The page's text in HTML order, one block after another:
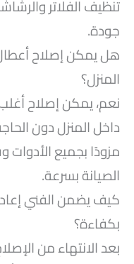
تنظيف الفلاتر
جودة.
هل يمكن إصلاح
المنزل؟
نعم، يمكن إصلاح
داخل المنزل دون
مزودًا بجميع الأدوات
الصيانة بسرعة.
كيف يضمن الفني
بكفاءة؟
بعد الانتهاء من